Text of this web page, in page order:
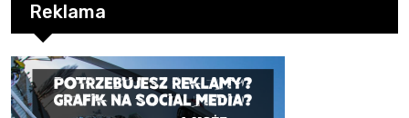
Reklama